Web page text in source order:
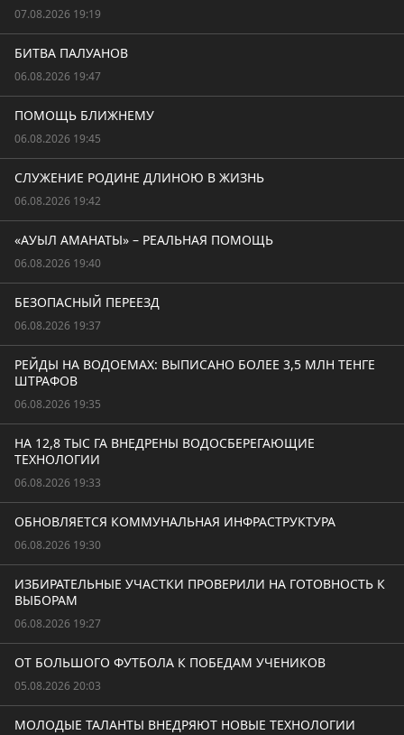
07.08.2026 19:19
БИТВА ПАЛУАНОВ
06.08.2026 19:47
ПОМОЩЬ БЛИЖНЕМУ
06.08.2026 19:45
СЛУЖЕНИЕ РОДИНЕ ДЛИНОЮ В ЖИЗНЬ
06.08.2026 19:42
«АУЫЛ АМАНАТЫ» – РЕАЛЬНАЯ ПОМОЩЬ
06.08.2026 19:40
БЕЗОПАСНЫЙ ПЕРЕЕЗД
06.08.2026 19:37
РЕЙДЫ НА ВОДОЕМАХ: ВЫПИСАНО БОЛЕЕ 3,5 МЛН ТЕНГЕ
ШТРАФОВ
06.08.2026 19:35
НА 12,8 ТЫС ГА ВНЕДРЕНЫ ВОДОСБЕРЕГАЮЩИЕ
ТЕХНОЛОГИИ
06.08.2026 19:33
ОБНОВЛЯЕТСЯ КОММУНАЛЬНАЯ ИНФРАСТРУКТУРА
06.08.2026 19:30
ИЗБИРАТЕЛЬНЫЕ УЧАСТКИ ПРОВЕРИЛИ НА ГОТОВНОСТЬ К
ВЫБОРАМ
06.08.2026 19:27
ОТ БОЛЬШОГО ФУТБОЛА К ПОБЕДАМ УЧЕНИКОВ
05.08.2026 20:03
МОЛОДЫЕ ТАЛАНТЫ ВНЕДРЯЮТ НОВЫЕ ТЕХНОЛОГИИ